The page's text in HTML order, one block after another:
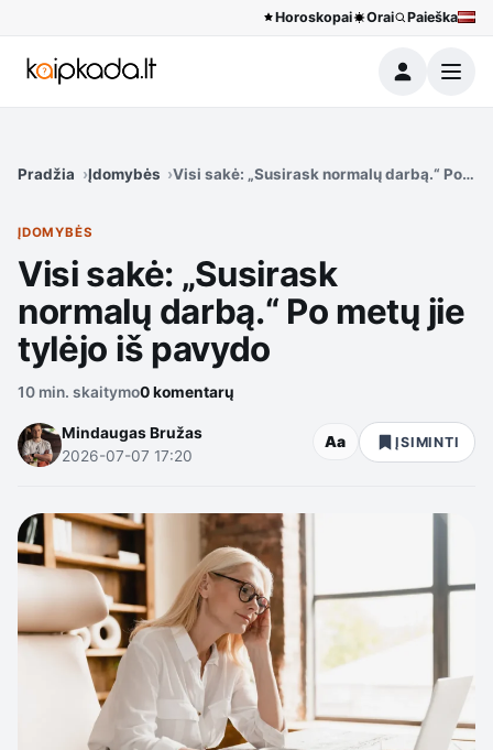
Horoskopai Orai Paieška
Meniu
Pradžia Įdomybės Visi sakė: „Susirask normalų darbą.“ Po
ĮDOMYBĖS
Visi sakė: „Susirask
normalų darbą.“ Po metų jie
tylėjo iš pavydo
10 min. skaitymo0 komentarų
Mindaugas Bružas
2026-07-07 17:20
Aa ĮSIMINTI